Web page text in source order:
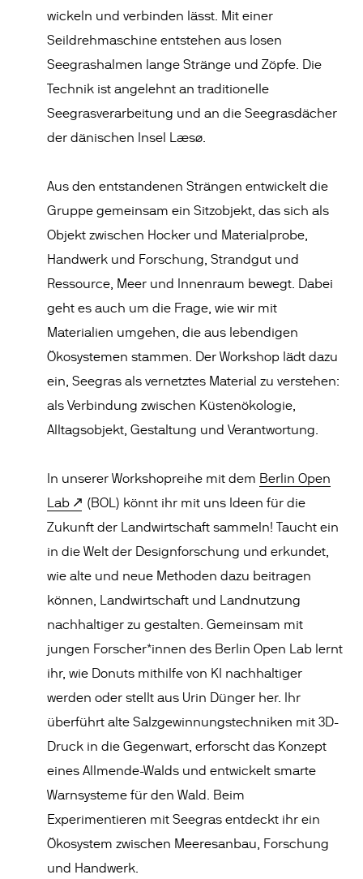
wickeln und verbinden lässt. Mit einer
Seildrehmaschine entstehen aus losen
Seegrashalmen lange Stränge und Zöpfe. Die
Technik ist angelehnt an traditionelle
Seegrasverarbeitung und an die Seegrasdächer
der dänischen Insel Læsø.
Aus den entstandenen Strängen entwickelt die
Gruppe gemeinsam ein Sitzobjekt, das sich als
Objekt zwischen Hocker und Materialprobe,
Handwerk und Forschung, Strandgut und
Ressource, Meer und Innenraum bewegt. Dabei
geht es auch um die Frage, wie wir mit
Materialien umgehen, die aus lebendigen
Ökosystemen stammen. Der Workshop lädt dazu
ein, Seegras als vernetztes Material zu verstehen:
als Verbindung zwischen Küstenökologie,
Alltagsobjekt, Gestaltung und Verantwortung.
In unserer Workshopreihe mit dem Berlin Open
Lab
(BOL) könnt ihr mit uns Ideen für die
Zukunft der Landwirtschaft sammeln! Taucht ein
in die Welt der Designforschung und erkundet,
wie alte und neue Methoden dazu beitragen
können, Landwirtschaft und Landnutzung
nachhaltiger zu gestalten. Gemeinsam mit
jungen Forscher*innen des Berlin Open Lab lernt
ihr, wie Donuts mithilfe von KI nachhaltiger
werden oder stellt aus Urin Dünger her. Ihr
überführt alte Salzgewinnungstechniken mit 3D-
Druck in die Gegenwart, erforscht das Konzept
eines Allmende-Walds und entwickelt smarte
Warnsysteme für den Wald. Beim
Experimentieren mit Seegras entdeckt ihr ein
Ökosystem zwischen Meeresanbau, Forschung
und Handwerk.